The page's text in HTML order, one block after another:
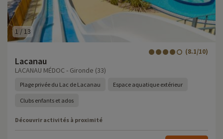
1 / 13
Lacanau
(8.1/10)
LACANAU MÉDOC - Gironde (33)
Plage privée du Lac de Lacanau Espace aquatique extérieur
Clubs enfants et ados
Découvrir activités à proximité